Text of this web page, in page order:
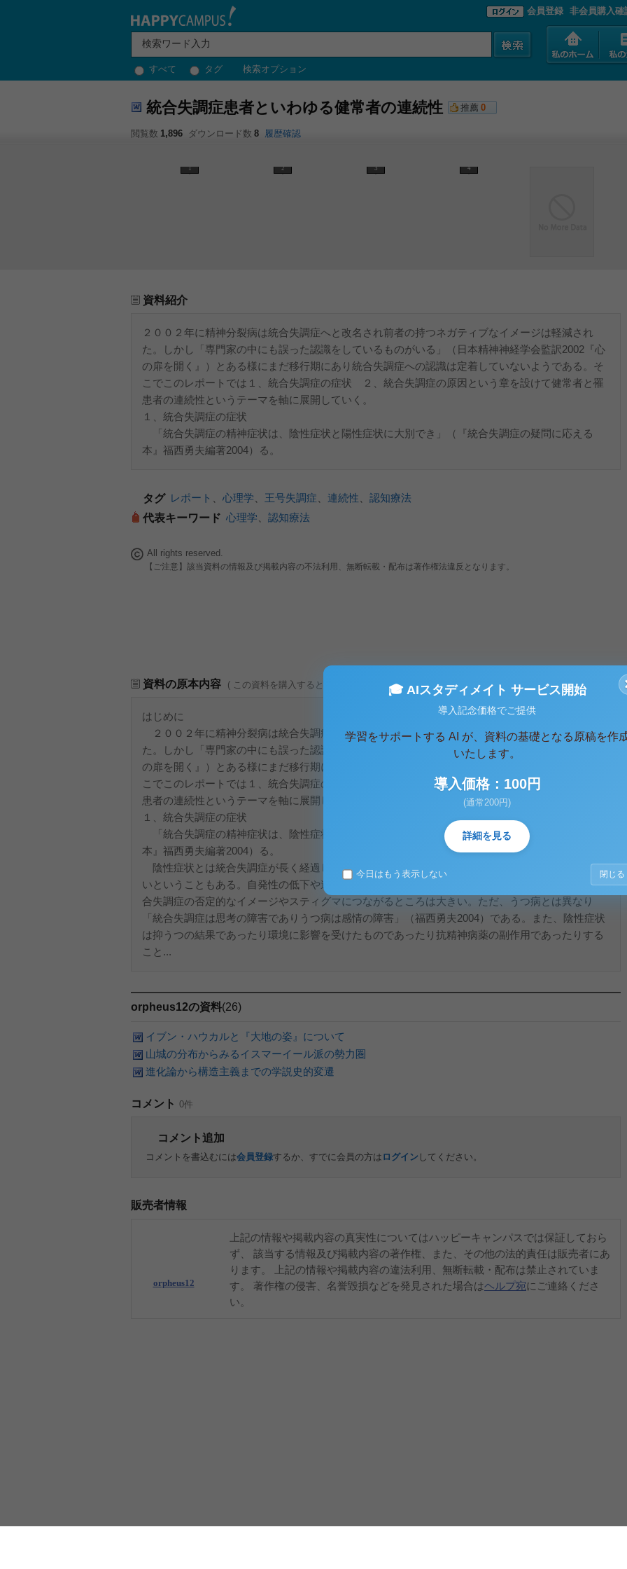
すべて タグ 検索オプション
会員登録 非会員購入確
統合失調症患者といわゆる健常者の連続性 推薦 0
閲覧数 1,896 ダウンロード数 8 履歴確認
1 2 3 4
資料紹介
２００２年に精神分裂病は統合失調症へと改名され前者の持つネガティブなイメージは軽減され
た。しかし「専門家の中にも誤った認識をしているものがいる」（日本精神神経学会監訳2002『心
の扉を開く』）とある様にまだ移行期にあり統合失調症への認識は定着していないようである。そ
こでこのレポートでは１、統合失調症の症状 ２、統合失調症の原因という章を設けて健常者と罹
患者の連続性というテーマを軸に展開していく。
１、統合失調症の症状
「統合失調症の精神症状は、陰性症状と陽性症状に大別でき」（『統合失調症の疑問に応える
本』福西勇夫編著2004）る。
タグ レポート 心理学 王号失調症 連続性
認知療法
代表キーワード 心理学 認知療法
All rights reserved.
【ご注意】該当資料の情報及び掲載内容の不法利用、無断転載・配布は著作権法違反となります。
資料の原本内容 ( この資料を購入すると、テキストデータがみえます。 )
はじめに
２００２年に精神分裂病は統合失調症へと改名され前者の持つネガティブなイメージは軽減され
た。しかし「専門家の中にも誤った認識をしているものがいる」（日本精神神経学会監訳2002『心
の扉を開く』）とある様にまだ移行期にあり統合失調症への認識は定着していないようである。そ
こでこのレポートでは１、統合失調症の症状 ２、統合失調症の原因という章を設けて健常者と罹
患者の連続性というテーマを軸に展開していく。
１、統合失調症の症状
「統合失調症の精神症状は、陰性症状と陽性症状に大別でき」（『統合失調症の疑問に応える
本』福西勇夫編著2004）る。
陰性症状とは統合失調症が長く経過していくにつれて明らかになることが多く、見過ごされやす
いということもある。自発性の低下や道徳的感情の麻痺、感情鈍磨など精神活動の低下を指し、統
合失調症の否定的なイメージやスティグマにつながるところは大きい。ただ、うつ病とは異なり
「統合失調症は思考の障害でありうつ病は感情の障害」（福西勇夫2004）である。また、陰性症状
は抑うつの結果であったり環境に影響を受けたものであったり抗精神病薬の副作用であったりする
こと...
orpheus12の資料(26)
イブン・ハウカルと『大地の姿』について
山城の分布からみるイスマーイール派の勢力圏
進化論から構造主義までの学説史的変遷
コメント 0件
コメント追加
コメントを書込むには会員登録するか、すでに会員の方は ログイン してください。
販売者情報
orpheus12
上記の情報や掲載内容の真実性についてはハッピーキャンパスでは保証しておら
ず、 該当する情報及び掲載内容の著作権、また、その他の法的責任は販売者にあ
ります。 上記の情報や掲載内容の違法利用、無断転載・配布は禁止されていま
す。 著作権の侵害、名誉毀損などを発見された場合はヘルプ宛にご連絡くださ
い。
🎓 AIスタディメイト サービス開始
導入記念価格でご提供
学習をサポートする AI が、資料の基礎となる原稿を作
いたします。
導入価格：100円
(通常200円)
詳細を見る
今日はもう表示しない 閉じる